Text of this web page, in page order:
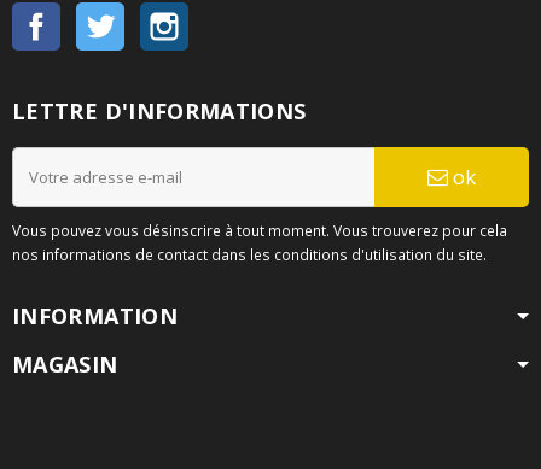
Facebook Twitter
LETTRE D'INFORMATIONS
ok
Vous pouvez vous désinscrire à tout moment. Vous trouverez pour cela
nos informations de contact dans les conditions d'utilisation du site.
INFORMATION
MAGASIN